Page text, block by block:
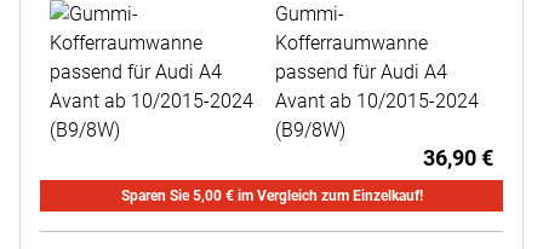
Gummi-
Kofferraumwanne
passend für Audi A4
Avant ab 10/2015-2024
(B9/8W)
36,90€
Sparen Sie5,00€ im Vergleich zum Einzelkauf!